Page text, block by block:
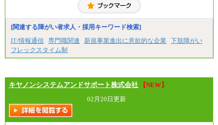
＜募集各社・全職種共通＞
月給21万円以上～
※試用期間中の給与に変更はありません。
ます。
[関連する障がい者求人・採用キーワード検索]
IT/情報通信 専門職関連 新規事業進出に意欲的な企業
下肢障がい
フレックスタイム制
キヤノンシステムアンドサポート株式会社
【NEW】
02月20日更新